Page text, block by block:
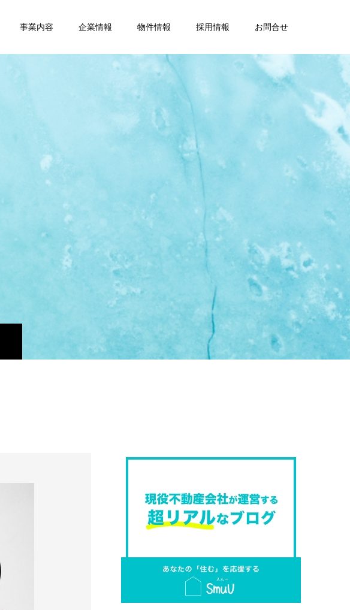
事業内容 企業情報 物件情報 採用情報 お問合せ